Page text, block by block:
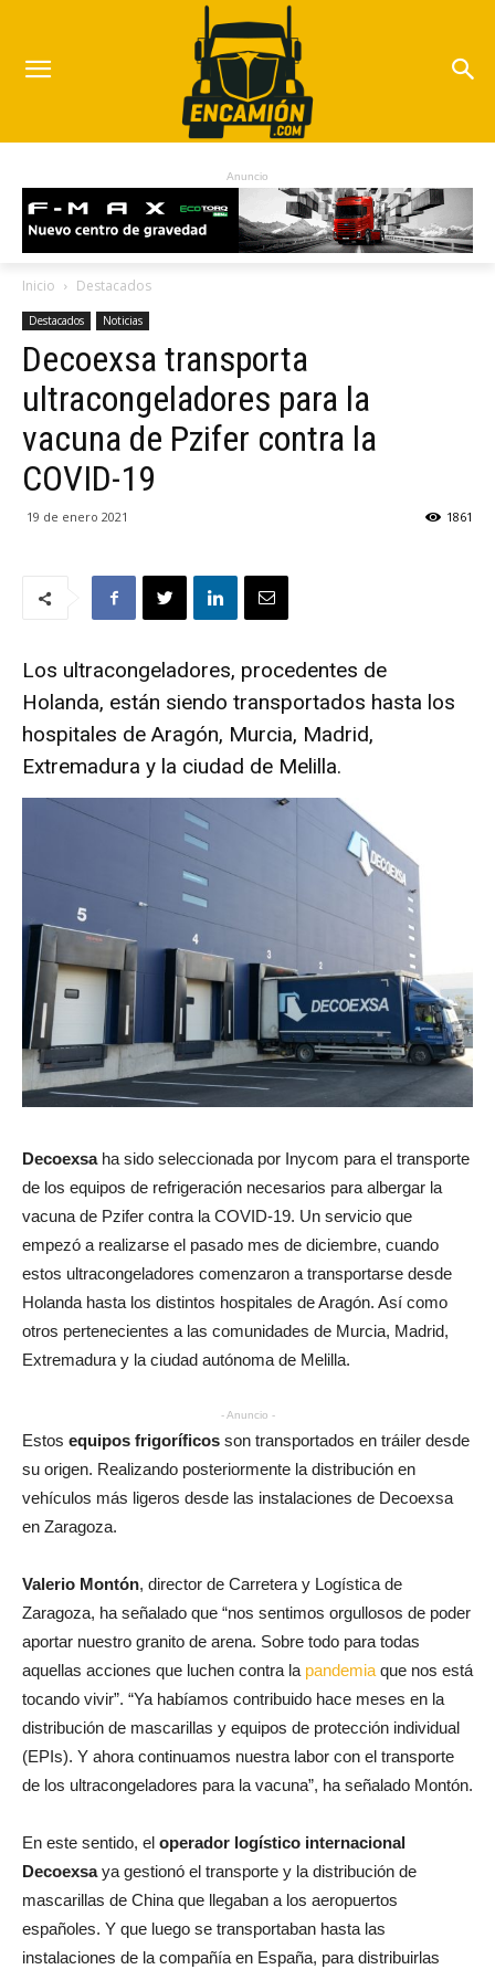
Anuncio
Inicio Destacados
Destacados Noticias
Decoexsa transporta
ultracongeladores para la
vacuna de Pzifer contra la
COVID-19
19 de enero 2021 1861
Los ultracongeladores, procedentes de
Holanda, están siendo transportados hasta los
hospitales de Aragón, Murcia, Madrid,
Extremadura y la ciudad de Melilla.
Decoexsaha sido seleccionada por Inycom para el transporte
de los equipos de refrigeración necesarios para albergar la
vacuna de Pzifer contra la COVID-19. Un servicio que
empezó a realizarse el pasado mes de diciembre, cuando
estos ultracongeladores comenzaron a transportarse desde
Holanda hasta los distintos hospitales de Aragón. Así como
otros pertenecientes a las comunidades de Murcia, Madrid,
Extremadura y la ciudad autónoma de Melilla.
- Anuncio -
Estos equipos frigoríficos son transportados en tráiler desde
su origen. Realizando posteriormente la distribución en
vehículos más ligeros desde las instalaciones de Decoexsa
en Zaragoza.
Valerio Montón, director de Carretera y Logística de
Zaragoza, ha señalado que “nos sentimos orgullosos de poder
aportar nuestro granito de arena. Sobre todo para todas
aquellas acciones que luchen contra la pandemia que nos está
tocando vivir”. “Ya habíamos contribuido hace meses en la
distribución de mascarillas y equipos de protección individual
(EPIs). Y ahora continuamos nuestra labor con el transporte
de los ultracongeladores para la vacuna”, ha señalado Montón.
En este sentido, el operador logístico internacional
Decoexsaya gestionó el transporte y la distribución de
mascarillas de China que llegaban a los aeropuertos
españoles. Y que luego se transportaban hasta las
instalaciones de la compañía en España, para distribuirlas